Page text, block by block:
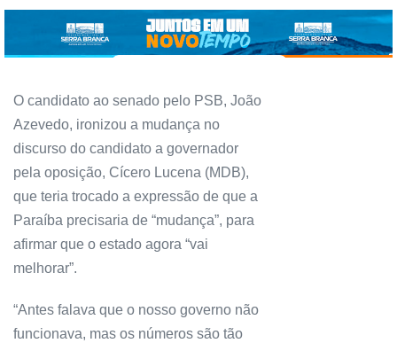
O candidato ao senado pelo PSB, João
Azevedo, ironizou a mudança no
discurso do candidato a governador
pela oposição, Cícero Lucena (MDB),
que teria trocado a expressão de que a
Paraíba precisaria de “mudança”, para
afirmar que o estado agora “vai
melhorar”.
“Antes falava que o nosso governo não
funcionava, mas os números são tão